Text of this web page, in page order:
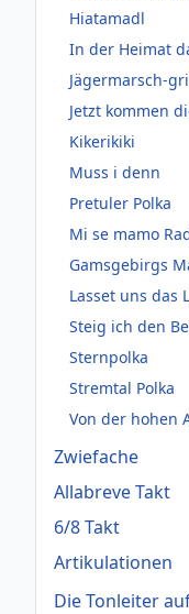
Hiatamadl
In der Heimat
Jägermarsch-
Jetzt kommen
Kikerikiki
Muss i denn
Pretuler Polka
Mi se mamo
Gamsgebirgs
Lasset uns das
Steig ich den
Sternpolka
Stremtal Polka
Von der hohen
Zwiefache
Allabreve Takt
6/8 Takt
Artikulationen
Die Tonleiter